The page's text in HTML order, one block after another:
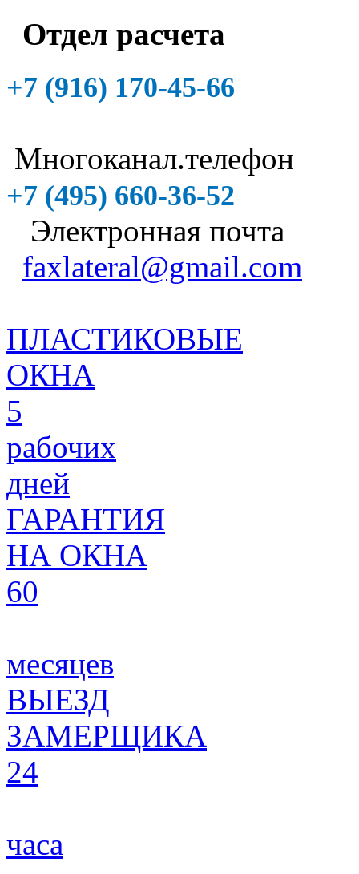
Отдел расчета
+7 (916) 170-45-66
Многоканал.телефон
+7 (495) 660-36-52
Электронная почта
faxlateral@gmail.com
ПЛАСТИКОВЫЕ
ОКНА
5
рабочих
дней
ГАРАНТИЯ
НА ОКНА
60
месяцев
ВЫЕЗД
ЗАМЕРЩИКА
24
часа